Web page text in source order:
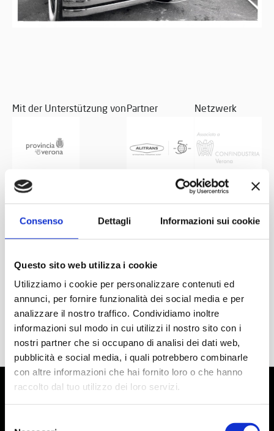
Consenso Dettagli Informazioni sui cookie
Questo sito web utilizza i cookie
Utilizziamo i cookie per personalizzare contenuti ed
annunci, per fornire funzionalità dei social media e per
analizzare il nostro traffico. Condividiamo inoltre
informazioni sul modo in cui utilizzi il nostro sito con i
nostri partner che si occupano di analisi dei dati web,
pubblicità e social media, i quali potrebbero combinarle
con altre informazioni che hai fornito loro o che hanno
raccolto dal tuo utilizzo dei loro servizi.
Mit der Unterstützung vonPartner Netzwerk